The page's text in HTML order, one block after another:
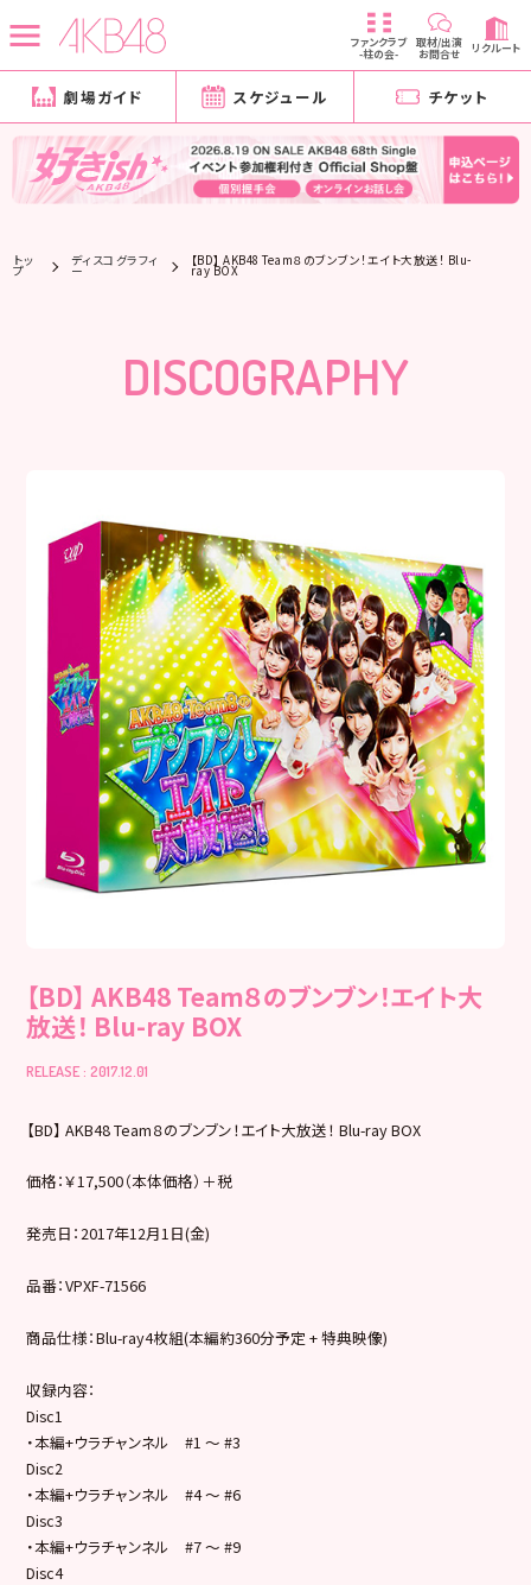
ファンクラブ
-柱の会-
取材/出演
お問合せ リクルート
劇場ガイド スケジュール チケット
トッ
プ
ディスコグラフィ
ー
【BD】 AKB48 Team８のブンブン！エイト大放送！ Blu-
ray BOX
DISCOGRAPHY
【BD】 AKB48 Team８のブンブン！エイト大
放送！ Blu-ray BOX
RELEASE : 2017.12.01
【BD】 AKB48 Team８のブンブン！エイト大放送！ Blu-ray BOX
価格：￥17,500（本体価格）＋税
発売日：2017年12月1日(金)
品番：VPXF-71566
商品仕様：Blu-ray4枚組(本編約360分予定 + 特典映像)
収録内容：
Disc1
・本編+ウラチャンネル #1 ～ #3
Disc2
・本編+ウラチャンネル #4 ～ #6
Disc3
・本編+ウラチャンネル #7 ～ #9
Disc4